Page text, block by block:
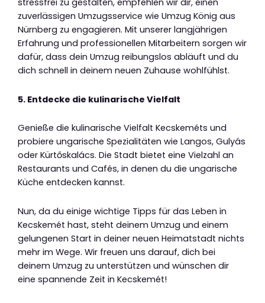
stressfrei zu gestalten, empfehlen wir dir, einen
zuverlässigen Umzugsservice wie Umzug König aus
Nürnberg zu engagieren. Mit unserer langjährigen
Erfahrung und professionellen Mitarbeitern sorgen wir
dafür, dass dein Umzug reibungslos abläuft und du
dich schnell in deinem neuen Zuhause wohlfühlst.
5. Entdecke die kulinarische Vielfalt
Genieße die kulinarische Vielfalt Kecskeméts und
probiere ungarische Spezialitäten wie Langos, Gulyás
oder Kürtőskalács. Die Stadt bietet eine Vielzahl an
Restaurants und Cafés, in denen du die ungarische
Küche entdecken kannst.
Nun, da du einige wichtige Tipps für das Leben in
Kecskemét hast, steht deinem Umzug und einem
gelungenen Start in deiner neuen Heimatstadt nichts
mehr im Wege. Wir freuen uns darauf, dich bei
deinem Umzug zu unterstützen und wünschen dir
eine spannende Zeit in Kecskemét!